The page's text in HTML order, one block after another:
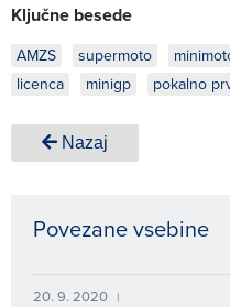
Ključne besede
AMZS supermoto
licenca
minigp pokalno
Nazaj
Povezane vsebine
20. 9. 2020 |